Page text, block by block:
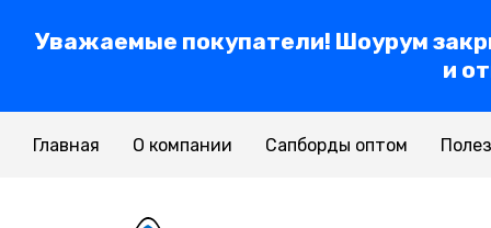
Уважаемые покупатели! Шоурум
и
Главная О компании Сапборды оптом